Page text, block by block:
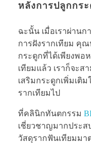
หลังการปลูกกร
ฉะนั้น เมื่อเราผ่าน
การฝังรากเทียม คุ
กระดูกที่ได้เพียงพอ
เทียมแล้ว เราก็จะส
เสริมกระดูกเพิ่มเติ
รากเทียมไป
ที่คลินิกทันตกรรม
เชี่ยวชาญมากประ
วัสดุรากฟันเทียมม